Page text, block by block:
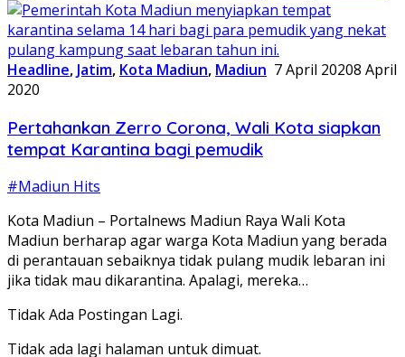
Headline, Jatim, Kota Madiun, Madiun 7 April 20208 April
2020
Pertahankan Zerro Corona, Wali Kota siapkan
tempat Karantina bagi pemudik
#Madiun Hits
Kota Madiun – Portalnews Madiun Raya Wali Kota
Madiun berharap agar warga Kota Madiun yang berada
di perantauan sebaiknya tidak pulang mudik lebaran ini
jika tidak mau dikarantina. Apalagi, mereka…
Tidak Ada Postingan Lagi.
Tidak ada lagi halaman untuk dimuat.